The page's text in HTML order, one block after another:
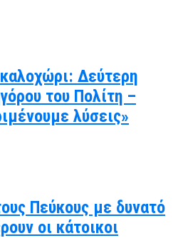
Δεύτερη
του Πολίτη –
λύσεις»
Πεύκους με δυνατό
οι κάτοικοι